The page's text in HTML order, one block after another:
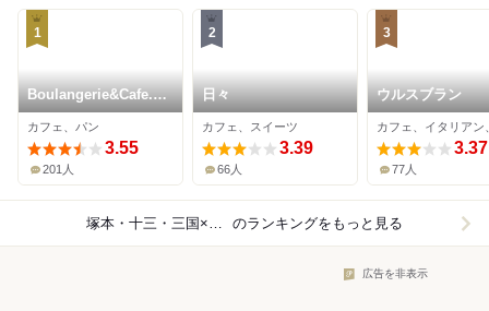
1
Boulangerie&Cafe.
Be
カフェ、パン
3.55
201人
2
日々
カフェ、スイーツ
3.39
66人
3
ウルスブラン
3.37
77人
塚本・十三・三国×カフェ のランキングをもっと見る
広告を非表示